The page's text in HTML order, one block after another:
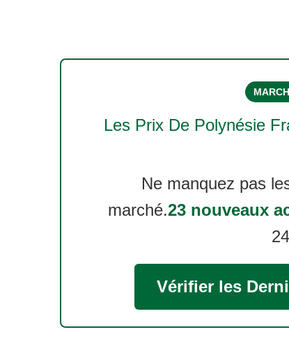
Les Prix De Polynésie
Ne manquez pas
marché.23 nouveaux
Vérifier les